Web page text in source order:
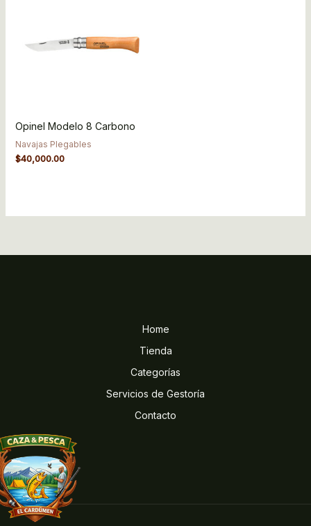
Opinel Modelo 8 Carbono
Navajas Plegables
$40,000.00
Home
Tienda
Categorías
Servicios de Gestoría
Contacto